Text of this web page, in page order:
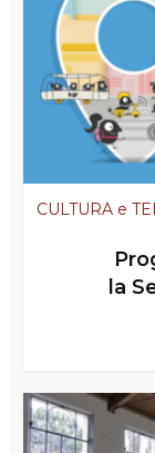
CULTURA e
la